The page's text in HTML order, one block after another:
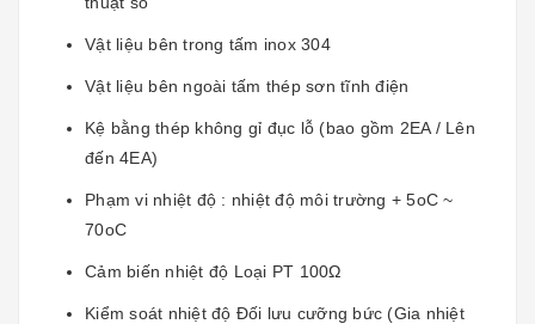
Vật liệu bên trong tấm inox 304
Vật liệu bên ngoài tấm thép sơn tĩnh điện
Kệ bằng thép không gỉ đục lỗ (bao gồm 2EA / Lên
đến 4EA)
Phạm vi nhiệt độ : nhiệt độ môi trường + 5oC ~
70oC
Cảm biến nhiệt độ Loại PT 100Ω
Kiểm soát nhiệt độ Đối lưu cưỡng bức (Gia nhiệt